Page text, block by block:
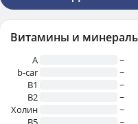
Витамины и
A
~
b-car
~
В1
~
B2
~
Холин
~